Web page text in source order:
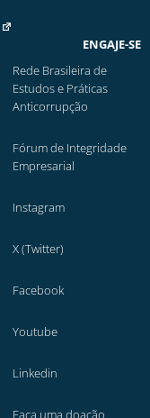
ENGAJE-SE
Rede Brasileira de
Estudos e Práticas
Anticorrupção
Fórum de Integridade
Empresarial
Instagram
X (Twitter)
Facebook
Youtube
Linkedin
Faça uma doação